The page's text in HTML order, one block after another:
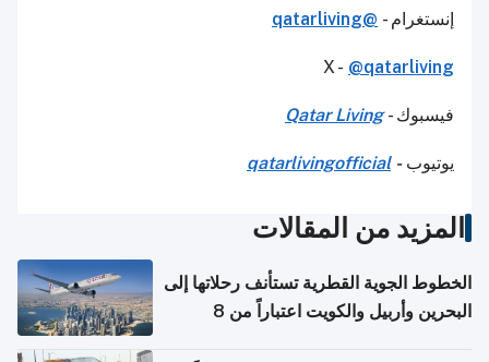
إنستغرام - @qatarliving
X - @qatarliving
فيسبوك -Qatar Living
يوتيوب-
qatarlivingofficial
المزيد من المقالات
الخطوط الجوية القطرية تستأنف رحلاتها إلى
البحرين وأربيل والكويت اعتباراً من 8